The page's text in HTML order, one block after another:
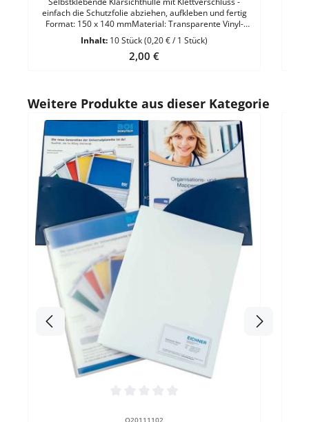
einfach die Schutzfolie abziehen, aufkleben und fertig
Format: 150 x 140 mmMaterial: Transparente Vinyl-
FolieMaterialstärke: 180 µEigenschaften: Top-Qualität -
hohe HaltekraftFarbe: Transparent 1 VE = 10 Stück
Inhalt: 10 Stück(0,20 € / 1 Stück)
Regulärer Preis:
2,00 €
Produktgalerie überspringen
Weitere Produkte aus dieser Kategorie